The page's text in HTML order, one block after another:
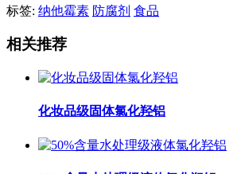
标签: 纳他霉素 防腐剂 食品
相关推荐
化妆品级固体氯化羟铝